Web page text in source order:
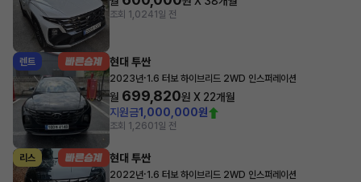
조회 1,0241일 전
렌트 현대 투싼
2023년·1.6 터보 하이브리드 2WD 인스퍼레이션
월 699,820원 X 22개월
지원금1,000,000원
조회 1,2601일 전
리스 현대 투싼
2022년·1.6 터보 하이브리드 2WD 인스퍼레이션